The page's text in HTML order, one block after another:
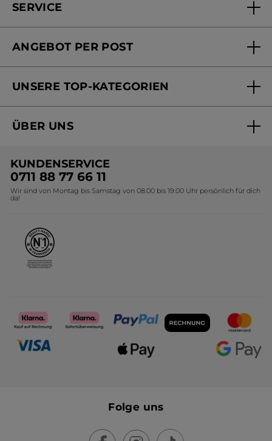
SERVICE
Mein Konto
Online Preisliste
ANGEBOT PER POST
Versandhandel Preisliste
UNSERE TOP-KATEGORIEN
Black Friday Yves Rocher
Geschenkideen Yves Rocher
Kollektion Monoi Yves Rocher
ÜBER UNS
Umweltstiftung YR
Affiliate Programm
KUNDENSERVICE
0711 88 77 66 11
Wir sind von Montag bis Samstag von 08.00 bis 19.00 Uhr persönlich für dich
da!
Folge uns